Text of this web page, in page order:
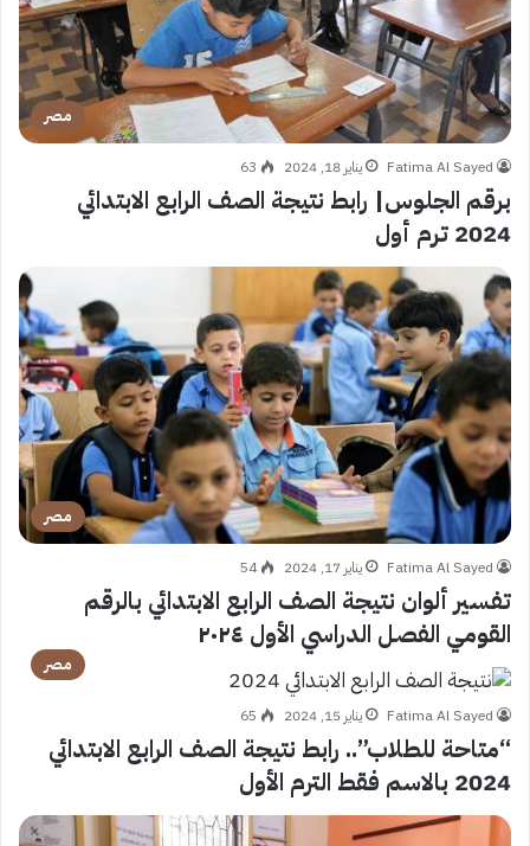
مصر
Fatima Al Sayed يناير 18, 2024 63
برقم الجلوس| رابط نتيجة الصف الرابع الابتدائي
2024 ترم أول
مصر
Fatima Al Sayed يناير 17, 2024 54
تفسير ألوان نتيجة الصف الرابع الابتدائي بالرقم
القومي الفصل الدراسي الأول ٢٠٢٤
مصر
Fatima Al Sayed يناير 15, 2024 65
“متاحة للطلاب”.. رابط نتيجة الصف الرابع الابتدائي
2024 بالاسم فقط الترم الأول